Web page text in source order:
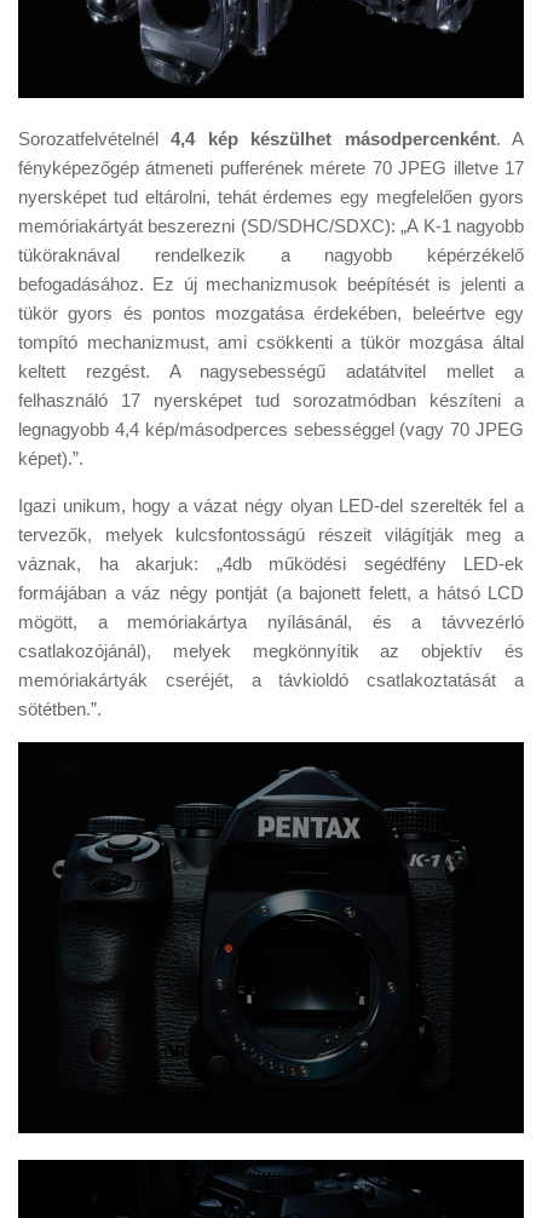
Sorozatfelvételnél4,4 kép készülhet másodpercenként. A
fényképezőgép átmeneti pufferének mérete 70 JPEG illetve 17
nyersképet tud eltárolni, tehát érdemes egy megfelelően gyors
memóriakártyát beszerezni (SD/SDHC/SDXC): „A K-1 nagyobb
tüköraknával rendelkezik a nagyobb képérzékelő
befogadásához. Ez új mechanizmusok beépítését is jelenti a
tükör gyors és pontos mozgatása érdekében, beleértve egy
tompító mechanizmust, ami csökkenti a tükör mozgása által
keltett rezgést. A nagysebességű adatátvitel mellet a
felhasználó 17 nyersképet tud sorozatmódban készíteni a
legnagyobb 4,4 kép/másodperces sebességgel (vagy 70 JPEG
képet).”.
Igazi unikum, hogy a vázat négy olyan LED-del szerelték fel a
tervezők, melyek kulcsfontosságú részeit világítják meg a
váznak, ha akarjuk: „4db működési segédfény LED-ek
formájában a váz négy pontját (a bajonett felett, a hátsó LCD
mögött, a memóriakártya nyílásánál, és a távvezérló
csatlakozójánál), melyek megkönnyítik az objektív és
memóriakártyák cseréjét, a távkioldó csatlakoztatását a
sötétben.”.